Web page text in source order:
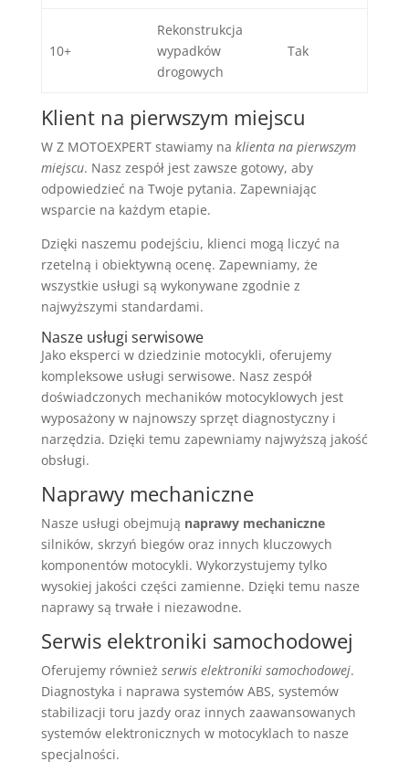
10+
Rekonstrukcja
wypadków
drogowych
Tak
Klient na pierwszym miejscu
W Z MOTOEXPERT stawiamy na klienta na pierwszym
miejscu. Nasz zespół jest zawsze gotowy, aby
odpowiedzieć na Twoje pytania. Zapewniając
wsparcie na każdym etapie.
Dzięki naszemu podejściu, klienci mogą liczyć na
rzetelną i obiektywną ocenę. Zapewniamy, że
wszystkie usługi są wykonywane zgodnie z
najwyższymi standardami.
Nasze usługi serwisowe
Jako eksperci w dziedzinie motocykli, oferujemy
kompleksowe usługi serwisowe. Nasz zespół
doświadczonych mechaników motocyklowych jest
wyposażony w najnowszy sprzęt diagnostyczny i
narzędzia. Dzięki temu zapewniamy najwyższą jakość
obsługi.
Naprawy mechaniczne
Nasze usługi obejmują naprawy mechaniczne
silników, skrzyń biegów oraz innych kluczowych
komponentów motocykli. Wykorzystujemy tylko
wysokiej jakości części zamienne. Dzięki temu nasze
naprawy są trwałe i niezawodne.
Serwis elektroniki samochodowej
Oferujemy również serwis elektroniki samochodowej.
Diagnostyka i naprawa systemów ABS, systemów
stabilizacji toru jazdy oraz innych zaawansowanych
systemów elektronicznych w motocyklach to nasze
specjalności.